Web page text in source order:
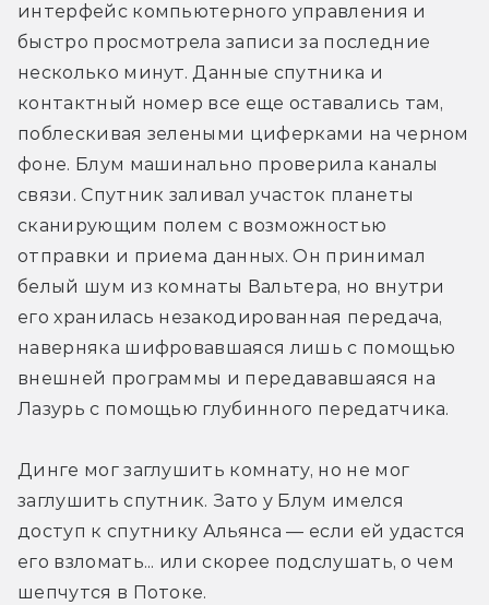
интерфейс компьютерного управления и
быстро просмотрела записи за последние
несколько минут. Данные спутника и
контактный номер все еще оставались там,
поблескивая зелеными циферками на черном
фоне. Блум машинально проверила каналы
связи. Спутник заливал участок планеты
сканирующим полем с возможностью
отправки и приема данных. Он принимал
белый шум из комнаты Вальтера, но внутри
его хранилась незакодированная передача,
наверняка шифровавшаяся лишь с помощью
внешней программы и передававшаяся на
Лазурь с помощью глубинного передатчика.
Динге мог заглушить комнату, но не мог
заглушить спутник. Зато у Блум имелся
доступ к спутнику Альянса — если ей удастся
его взломать... или скорее подслушать, о чем
шепчутся в Потоке.